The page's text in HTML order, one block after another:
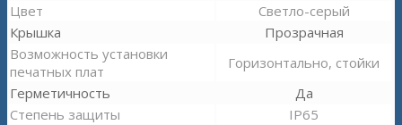
Цвет
Светло-серый
Крышка
Прозрачная
Возможность установки
печатных плат
Горизонтально, стойки
Герметичность
Да
Степень защиты
IP65